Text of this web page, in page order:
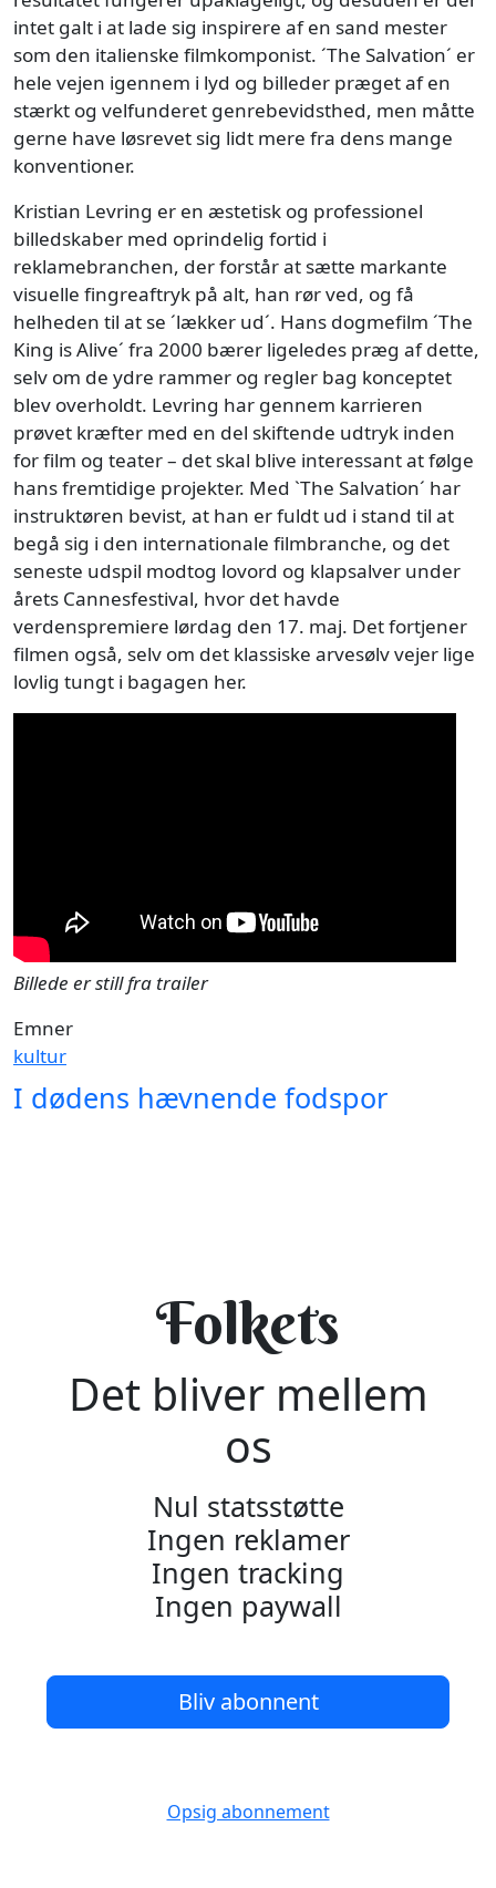
intet galt i at lade sig inspirere af en sand mester
som den italienske filmkomponist. ´The Salvation´ er
hele vejen igennem i lyd og billeder præget af en
stærkt og velfunderet genrebevidsthed, men måtte
gerne have løsrevet sig lidt mere fra dens mange
konventioner.
Kristian Levring er en æstetisk og professionel
billedskaber med oprindelig fortid i
reklamebranchen, der forstår at sætte markante
visuelle fingreaftryk på alt, han rør ved, og få
helheden til at se ´lækker ud´. Hans dogmefilm ´The
King is Alive´ fra 2000 bærer ligeledes præg af dette,
selv om de ydre rammer og regler bag konceptet
blev overholdt. Levring har gennem karrieren
prøvet kræfter med en del skiftende udtryk inden
for film og teater – det skal blive interessant at følge
hans fremtidige projekter. Med `The Salvation´ har
instruktøren bevist, at han er fuldt ud i stand til at
begå sig i den internationale filmbranche, og det
seneste udspil modtog lovord og klapsalver under
årets Cannesfestival, hvor det havde
verdenspremiere lørdag den 17. maj. Det fortjener
filmen også, selv om det klassiske arvesølv vejer lige
lovlig tungt i bagagen her.
Billede er still fra trailer
Emner
kultur
I dødens hævnende fodspor
Folkets
Det bliver mellem
os
Nul statsstøtte
Ingen reklamer
Ingen tracking
Ingen paywall
Bliv abonnent
Opsig abonnement